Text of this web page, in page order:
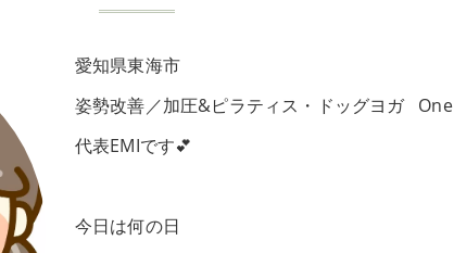
愛知県東海市
姿勢改善／加圧&ピラティス・ドッグヨガ One
代表EMIです💕
今日は何の日